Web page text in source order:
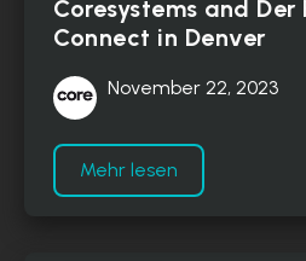
Coresystems and
Connect in Denver
November 22, 2023
Mehr lesen